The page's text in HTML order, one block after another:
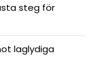
steg för
laglydiga